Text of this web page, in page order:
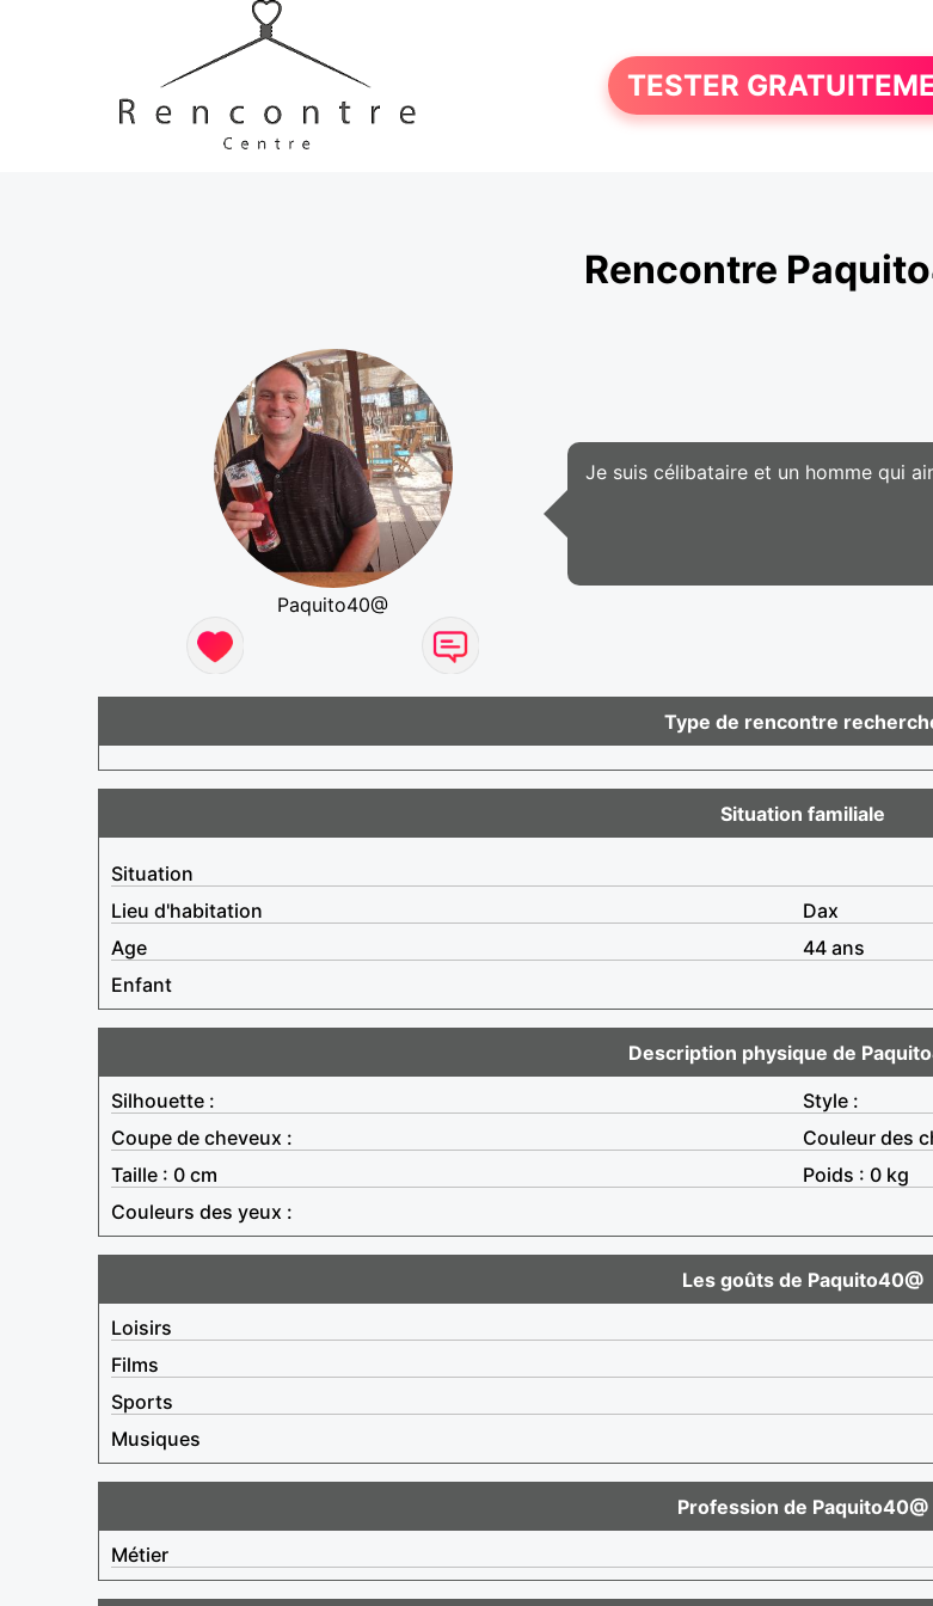
TESTER
Rencontre
Paquito40@
Je suis célibataire et un homme qui
Type de rencontre
Situation familiale
Situation
Lieu d'habitation
Dax
Age
44 ans
Enfant
Description physique de
Silhouette :
Style :
Coupe de cheveux :
Couleur des
Taille : 0 cm
Poids : 0 kg
Couleurs des yeux :
Les goûts de Paquito40@
Loisirs
Films
Sports
Musiques
Profession de Paquito40@
Métier